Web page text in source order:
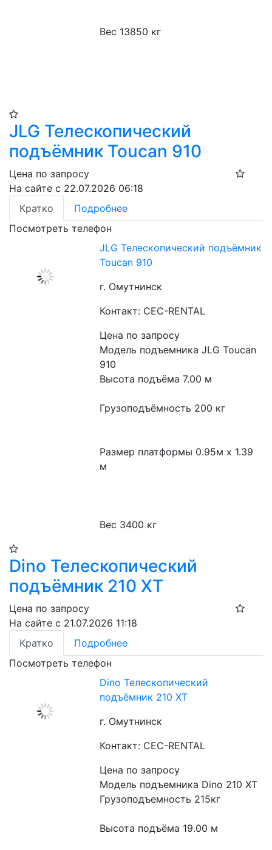
Вес 13850 кг
JLG Телескопический
подъёмник Toucan 910​
Цена по запросу
На сайте с 22.07.2026 06:18
Кратко
Подробнее
Посмотреть телефон
JLG Телескопический подъёмник
Toucan 910​
г. Омутнинск
Контакт: CEC-RENTAL
Цена по запросу
Модель подъемника JLG Toucan
910
Высота подъёма 7.00 м
Грузоподъёмность 200 кг
Размер платформы 0.95м x 1.39
м
Вес 3400 кг
Dino Телескопический
подъёмник 210 XT​
Цена по запросу
На сайте с 21.07.2026 11:18
Кратко
Подробнее
Посмотреть телефон
Dino Телескопический
подъёмник 210 XT​
г. Омутнинск
Контакт: CEC-RENTAL
Цена по запросу
Модель подъемника Dino 210 XT
Грузоподъемность 215кг
Высота подъёма 19.00 м